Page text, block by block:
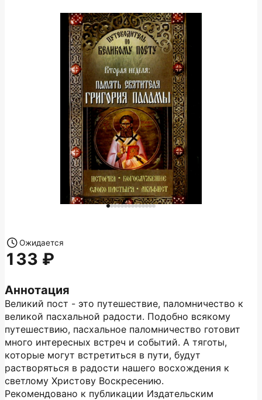
Аннотация
Великий пост - это путешествие, паломничество к
великой пасхальной радости. Подобно всякому
путешествию, пасхальное паломничество готовит
много интересных встреч и событий. А тяготы,
которые могут встретиться в пути, будут
растворяться в радости нашего восхождения к
светлому Христову Воскресению.
Рекомендовано к публикации Издательским
Ожидается
133